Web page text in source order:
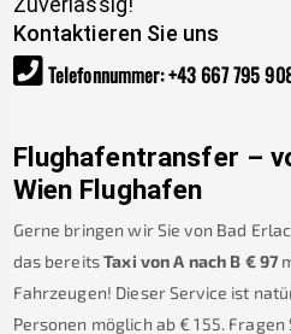
Kontaktieren Sie uns
Telefonnummer:+43 667 795
Flughafentransfer –
Wien Flughafen
Gerne bringen wir Sie von Bad
das bereitsTaxi von A nach B €97
Fahrzeugen! Dieser Service ist
Personen möglich ab € 155. Fragen